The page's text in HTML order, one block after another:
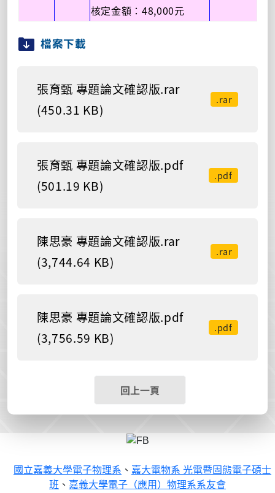
核定金額： 48,000元
檔案下載
張育甄 專題論文確認版.rar
(450.31 KB)
.rar
張育甄 專題論文確認版.pdf
(501.19 KB)
.pdf
陳思豪 專題論文確認版.rar
(3,744.64 KB)
.rar
陳思豪 專題論文確認版.pdf
(3,756.59 KB)
.pdf
回上一頁
國立嘉義大學電子物理系 、 嘉大電物系 光電暨固態電子碩士
班 、 嘉義大學電子（應用）物理系系友會